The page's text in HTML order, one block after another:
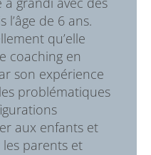
l’âge de 6 ans.
qu’elle
coaching en
son expérience
problématiques
aux enfants et
parents et